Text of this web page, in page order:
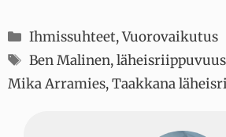
Kategoriat
Ihmissuhteet,Vuorovaikutus
Avainsanat
Ben Malinen,läheisriippuvuus
Mika Arramies,Taakkana